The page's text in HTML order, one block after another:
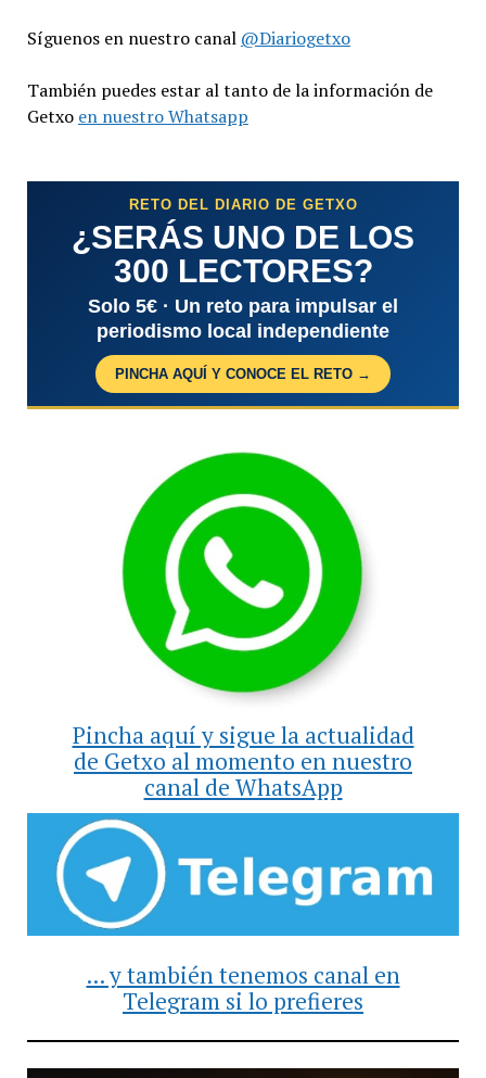
Síguenos en nuestro canal @Diariogetxo
También puedes estar al tanto de la información de
Getxo en nuestro Whatsapp
RETO DEL DIARIO DE GETXO
¿SERÁS UNO DE LOS
300 LECTORES?
Solo 5€ · Un reto para impulsar el
periodismo local independiente
PINCHA AQUÍ Y CONOCE EL RETO →
Pincha aquí y sigue la actualidad
de Getxo al momento en nuestro
canal de WhatsApp
... y también tenemos canal en
Telegram si lo prefieres